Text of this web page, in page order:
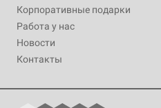
Корпоративные подарки
Работа у нас
Новости
Контакты